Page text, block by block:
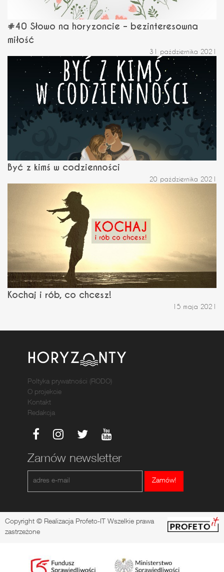
#40 Słowo na horyzoncie – bezinteresowna
miłość
31 października 2021
Być z kimś w codzienności
20 października 2021
Kochaj i rób, co chcesz!
15 maja 2021
Poltyka prywatności (RODO)
O projekcie
Kontakt
Redakcja
Zamów newsletter
Zamów!
Copyright © Realizacja Profeto-IT Wszelkie prawa
zastrzeżone